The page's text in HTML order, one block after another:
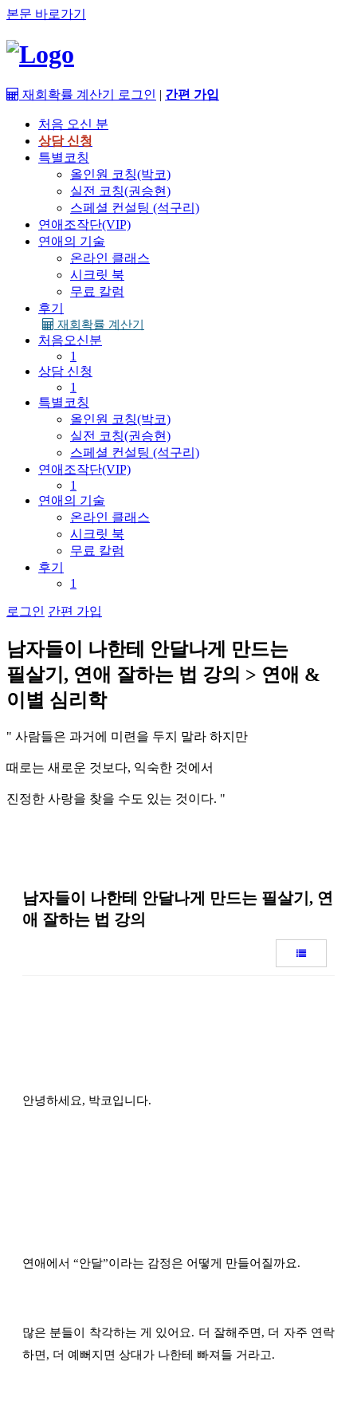
본문 바로가기
재회확률 계산기 로그인 | 간편 가입
처음 오신 분
상담 신청
특별코칭
올인원 코칭(박코)
실전 코칭(권승현)
스페셜 컨설팅 (석구리)
연애조작단(VIP)
연애의 기술
온라인 클래스
시크릿 북
무료 칼럼
후기
재회확률 계산기
처음오신분
1
상담 신청
1
특별코칭
올인원 코칭(박코)
실전 코칭(권승현)
스페셜 컨설팅 (석구리)
연애조작단(VIP)
1
연애의 기술
온라인 클래스
시크릿 북
무료 칼럼
후기
1
로그인 간편 가입
남자들이 나한테 안달나게 만드는
필 살기 , 연애 잘하는 법 강의 > 연애 &
이 별 심리 학
" 사람들은 과거 에 미 련 을 두지 말라 하지 만
때 로는 새 로운 것 보 다, 익숙한 것에 서
진정한 사랑을 찾을 수도 있는 것이 다. "
남자들이 나한테 안달나게 만드는 필살기, 연
애 잘하는 법 강의
안녕하세요, 박코입니다.
연애에서 “안달”이라는 감정은 어떻게 만들어질까요.
많은 분들이 착각하는 게 있어요. 더 잘해주면, 더 자주 연락
하면, 더 예뻐지면 상대가 나한테 빠져들 거라고.